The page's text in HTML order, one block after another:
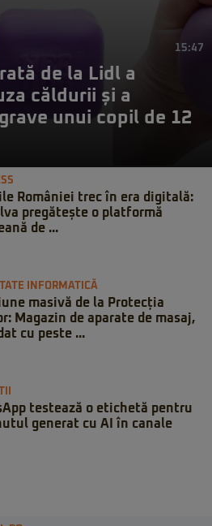
15:47
de la Lidl a
căldurii și a
unui copil de 12
României trec în era digitală:
pregătește o platformă
de ...
INFORMATICĂ
masivă de la Protecția
Magazin de aparate de masaj,
cu peste ...
testează o etichetă pentru
generat cu AI în canale